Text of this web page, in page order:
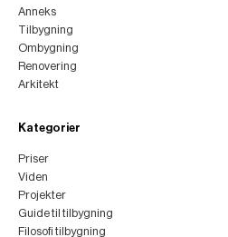
Anneks
Tilbygning
Ombygning
Renovering
Arkitekt
Kategorier
Priser
Viden
Projekter
Guide til tilbygning
Filosofi tilbygning